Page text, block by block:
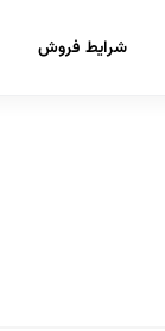
شرایط فروش